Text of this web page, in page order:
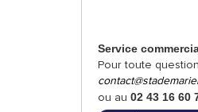
Service
Pour toute
ou au 02 43 16 60